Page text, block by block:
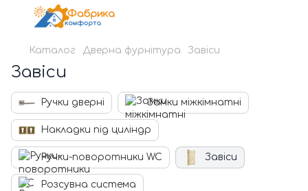
Каталог Дверна фурнітура Завіси
Завіси
Ручки дверні Замки міжкімнатні
Накладки під циліндр
Ручки-поворотники WC Завіси
Розсувна система